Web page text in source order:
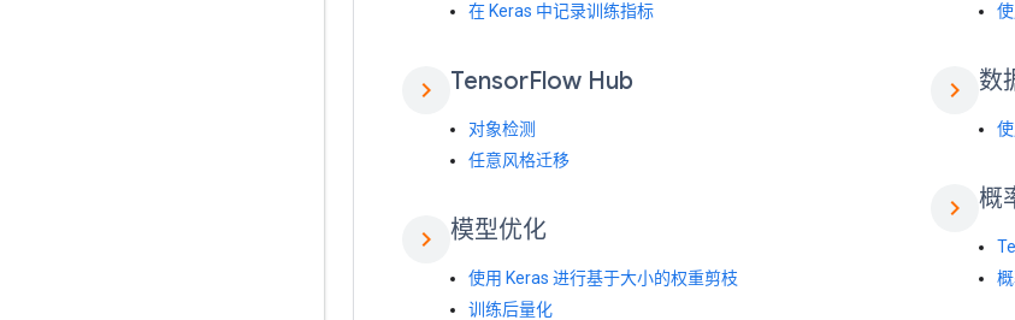
在 Keras 中记录训练指标
chevron_right TensorFlow Hub
对象检测
任意风格迁移
chevron_right 模型优化
使用 Keras 进行基于大小的权重剪枝
训练后量化
chevron_right 数
chevron_right 概